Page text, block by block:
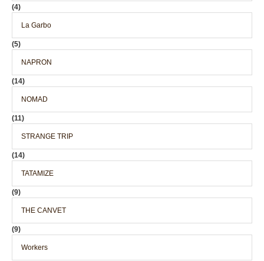
(4)
La Garbo
(5)
NAPRON
(14)
NOMAD
(11)
STRANGE TRIP
(14)
TATAMIZE
(9)
THE CANVET
(9)
Workers